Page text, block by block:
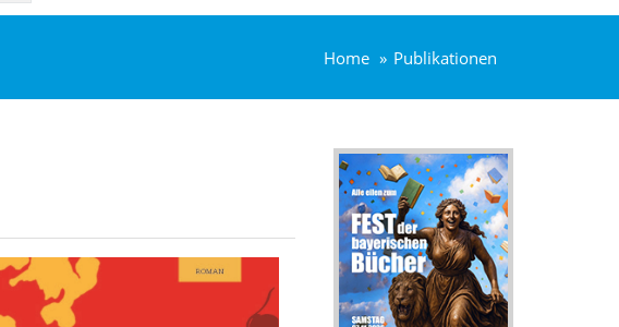
Home Publikationen